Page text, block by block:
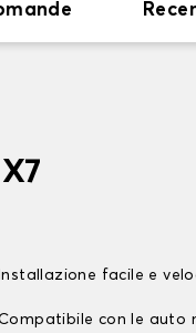
Installazione facile e
con le auto